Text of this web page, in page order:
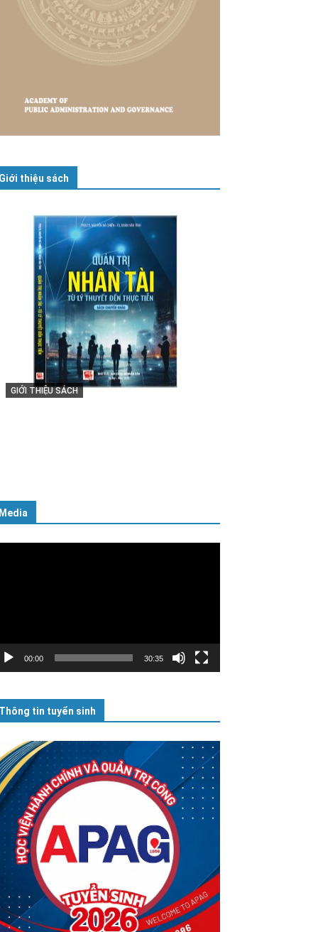
Giới thiệu sách
GIỚI THIỆU SÁCH
Cuốn sách “Tuyệt đối trung thành
với Tổ quốc, với Đảng, Nhà nước
Media
00:00 30:35
Thông tin tuyển sinh